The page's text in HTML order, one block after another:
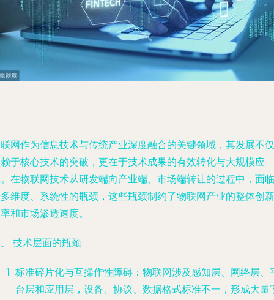
网作为信息技术与传统产业深度融合的关键领域，其发展不仅
于核心技术的突破，更在于技术成果的有效转化与大规模应
在物联网技术从研发端向产业端、市场端转让的过程中，面临
维度、系统性的瓶颈，这些瓶颈制约了物联网产业的整体创新
和市场渗透速度。
技术层面的瓶颈
标准碎片化与互操作性障碍 ：物联网涉及感知层、网络层、
台层和应用层，设备、协议、数据格式标准不一，形成大量